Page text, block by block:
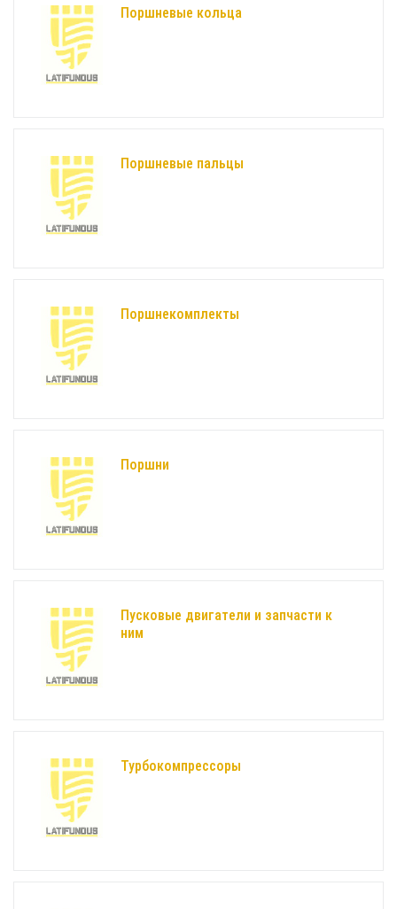
Поршневые кольца
Поршневые пальцы
Поршнекомплекты
Поршни
Пусковые двигатели и запчасти к
ним
Турбокомпрессоры